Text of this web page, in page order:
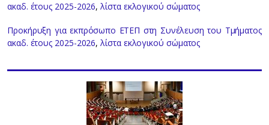
ακαδ. έτους 2025-2026,λίστα εκλογικού σώματος
Προκήρυξη για εκπρόσωπο ΕΤΕΠ στη Συνέλευση του Τμήματος
ακαδ. έτους 2025-2026,λίστα εκλογικού σώματος